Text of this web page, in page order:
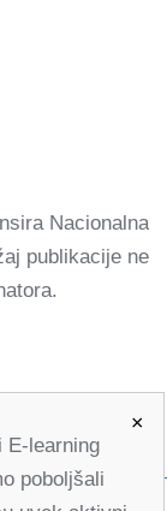
Nacionalna
publikacije ne
×
E-learning
poboljšali